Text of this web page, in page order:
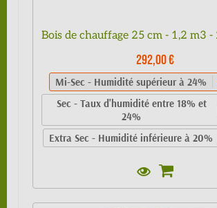
Bois de chauffage 25 cm - 1,2 m3 -
292,00 €
Mi-Sec - Humidité supérieur à 24%
Sec - Taux d'humidité entre 18% et
24%
Extra Sec - Humidité inférieure à 20%